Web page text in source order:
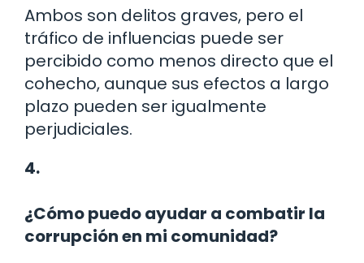
Ambos son delitos graves, pero el
tráfico de influencias puede ser
percibido como menos directo que el
cohecho, aunque sus efectos a largo
plazo pueden ser igualmente
perjudiciales.
4.
¿Cómo puedo ayudar a combatir la
corrupción en mi comunidad?